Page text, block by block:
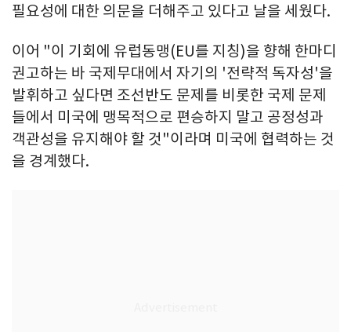
필요성에 대한 의문을 더해주고 있다고 날을 세웠다.
이어 "이 기회에 유럽동맹(EU를 지칭)을 향해 한마디
권고하는 바 국제무대에서 자기의 '전략적 독자성'을
발휘하고 싶다면 조선반도 문제를 비롯한 국제 문제
들에서 미국에 맹목적으로 편승하지 말고 공정성과
객관성을 유지해야 할 것"이라며 미국에 협력하는 것
을 경계했다.